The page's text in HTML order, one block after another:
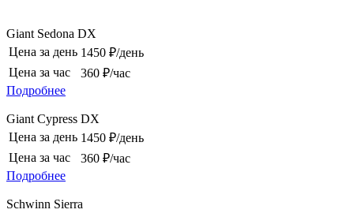
Giant Sedona DX
Цена за день 1450 ₽/день
Цена за час
360 ₽/час
Подробнее
Giant Cypress DX
Цена за день 1450 ₽/день
Цена за час
360 ₽/час
Подробнее
Schwinn Sierra